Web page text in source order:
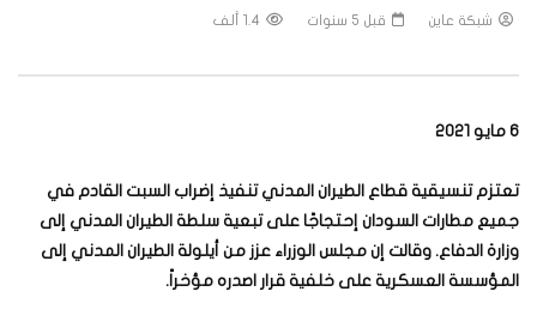
شبكة عاين قبل 5 سنوات 1.4 ألف
6 مايو 2021
تعتزم تنسيقية قطاع الطيران المدني تنفيذ إضراب السبت القادم في
جميع مطارات السودان إحتجاجًا على تبعية سلطة الطيران المدني إلى
وزارة الدفاع. وقالت إن مجلس الوزراء عزز من أيلولة الطيران المدني إلى
المؤسسة العسكرية على خلفية قرار اصدره مؤخراً.